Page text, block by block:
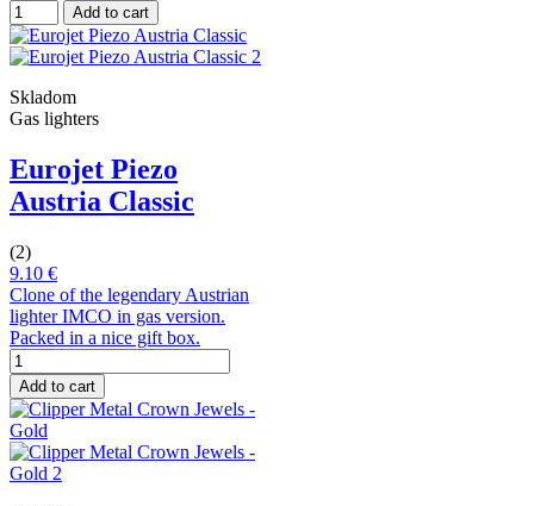
Add to cart
Skladom
Gas lighters
Eurojet Piezo
Austria Classic
(2)
9.10 €
Clone of the legendary Austrian
lighter IMCO in gas version.
Packed in a nice gift box.
Add to cart